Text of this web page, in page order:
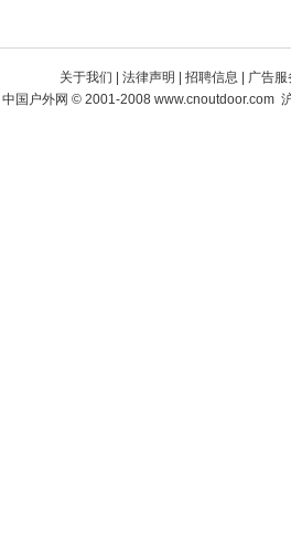
关于我们 法律声明 招聘信息
广告服
中国户外网 © 2001-2008 www.cnoutdoor.com